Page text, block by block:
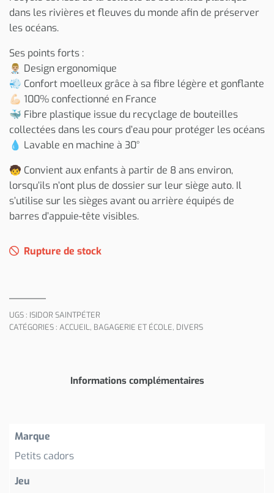
dans les rivières et fleuves du monde afin de préserver
les océans.
Ses points forts :
👨🏼‍⚕️ Design ergonomique
💨 Confort moelleux grâce à sa fibre légère et gonflante
💪🏻 100% confectionné en France
🐳 Fibre plastique issue du recyclage de bouteilles
collectées dans les cours d’eau pour protéger les océans
💧 Lavable en machine à 30°
🧒 Convient aux enfants à partir de 8 ans environ,
lorsqu’ils n’ont plus de dossier sur leur siège auto. Il
s’utilise sur les sièges avant ou arrière équipés de
barres d’appuie-tête visibles.
Rupture de stock
UGS : ISIDOR SAINTPÉTER
CATÉGORIES : ACCUEIL, BAGAGERIE ET ÉCOLE, DIVERS
Informations complémentaires
Marque
Petits cadors
Jeu